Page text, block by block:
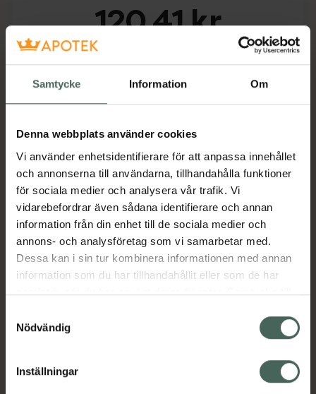
Samtycke Information Om
Denna webbplats använder cookies
Vi använder enhetsidentifierare för att anpassa innehållet
och annonserna till användarna, tillhandahålla funktioner
för sociala medier och analysera vår trafik. Vi
vidarebefordrar även sådana identifierare och annan
information från din enhet till de sociala medier och
annons- och analysföretag som vi samarbetar med.
Dessa kan i sin tur kombinera informationen med annan
information som du har tillhandahållit eller som de har
samlat in när du har använt deras tjänster. Samtycke till
återkalla ditt samtycke via webbplatsens
cookieinställningar. Ett återkallat samtycke påverkar inte
lagligheten av behandling som skett innan återkallelsen.
Nödvändig
Inställningar
120,41 kr
Köp via ditt recept
Aktuella erbjudanden
Beskrivning Dölj
Läs alltid bipacksedeln innan
användning.
EAN:07311920384945
Bipacksedel från FASS Visa